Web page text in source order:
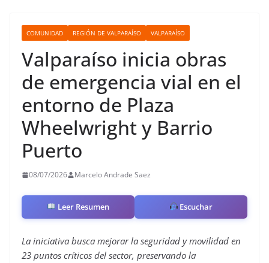
COMUNIDAD REGIÓN DE VALPARAÍSO VALPARAÍSO
Valparaíso inicia obras
de emergencia vial en el
entorno de Plaza
Wheelwright y Barrio
Puerto
08/07/2026 Marcelo Andrade Saez
Leer Resumen Escuchar
La iniciativa busca mejorar la seguridad y movilidad en
23 puntos críticos del sector, preservando la